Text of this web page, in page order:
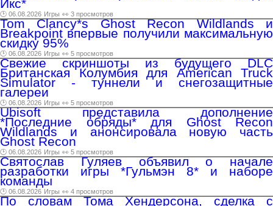
Икс*
🕑 06.08.2026 Игры 👀 3 просмотров
Tom Clancy*s Ghost Recon Wildlands и
Breakpoint впервые получили максимальную
скидку 95%
🕑 06.08.2026 Игры 👀 5 просмотров
Свежие скриншоты из будущего DLC
Британская Колумбия для American Truck
Simulator - туннели и снегозащитные
галереи
🕑 06.08.2026 Игры 👀 5 просмотров
Ubisoft представила дополнение
*Последние обряды* для Ghost Recon
Wildlands и анонсировала новую часть
Ghost Recon
🕑 06.08.2026 Игры 👀 5 просмотров
Святослав Гуляев объявил о начале
разработки игры *Гульмэн 8* и наборе
команды
🕑 06.08.2026 Игры 👀 4 просмотров
По словам Тома Хендерсона, сделка с